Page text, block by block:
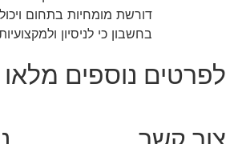
דורשת מומחיות בתחום
בחשבון כי לניסיון
לפרטים נוספים